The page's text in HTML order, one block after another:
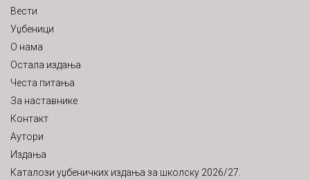
Вести
Уџбеници
О нама
Остала издања
Честа питања
За наставнике
Контакт
Аутори
Издања
Каталози уџбеничких издања за школску 2026/27.